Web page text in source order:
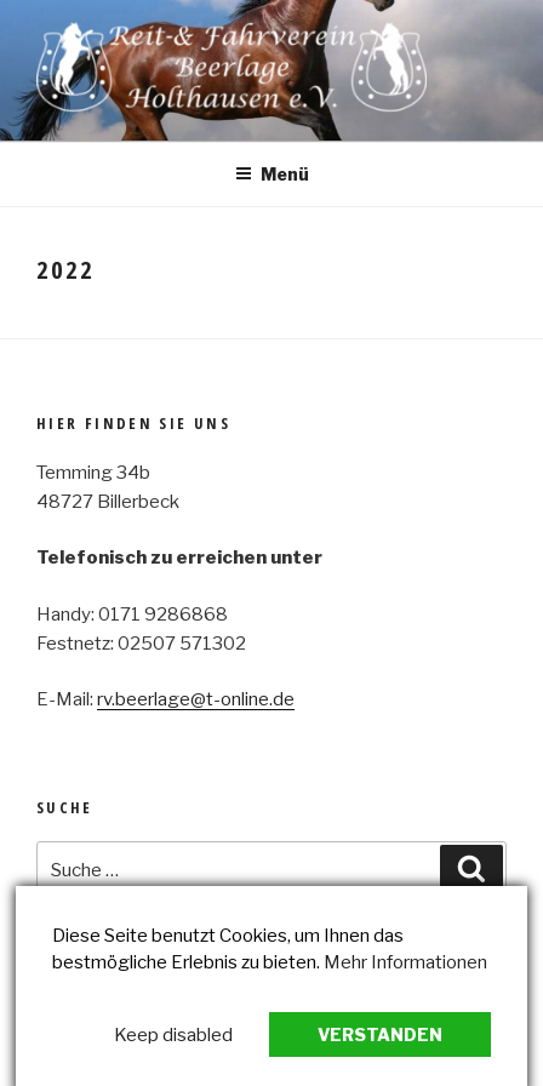
Inhalt
springen
Menü
2022
HIER FINDEN SIE UNS
Temming 34b
48727 Billerbeck
Telefonisch zu erreichen unter
Handy: 0171 9286868
Festnetz: 02507 571302
E-Mail: rv.beerlage@t-online.de
SUCHE
nach:
Diese Seite benutzt Cookies, um Ihnen das
bestmögliche Erlebnis zu bieten. Mehr Informationen
VERSTANDEN
Keep disabled